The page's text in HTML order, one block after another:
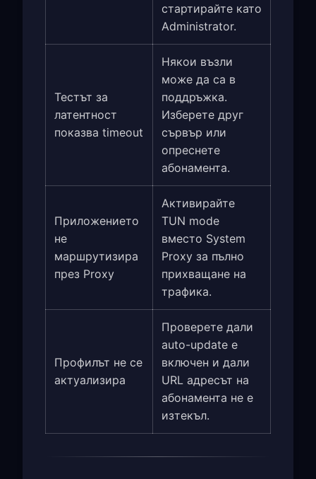
стартирайте като
Administrator.
Тестът за
латентност
показва timeout
Някои възли
може да са в
поддръжка.
Изберете друг
сървър или
опреснете
абонамента.
Приложението
не
маршрутизира
през Proxy
Активирайте
TUN mode
вместо System
Proxy за пълно
прихващане на
трафика.
Профилът не се
актуализира
Проверете дали
auto-update е
включен и дали
URL адресът на
абонамента не е
изтекъл.